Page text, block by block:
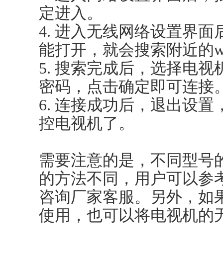
定进入。
4. 进入无线网络设置界面
能打开，就会搜索附近的
5. 搜索完成后，选择电
密码，点击确定即可连接
6. 连接成功后，退出设置
控电视机了。
需要注意的是，不同型号
的方法不同，用户可以参
咨询厂家客服。另外，如
使用，也可以将电视机的